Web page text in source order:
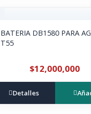
BATERIA DB1580 PARA
T55
$12,000,000
Detalles